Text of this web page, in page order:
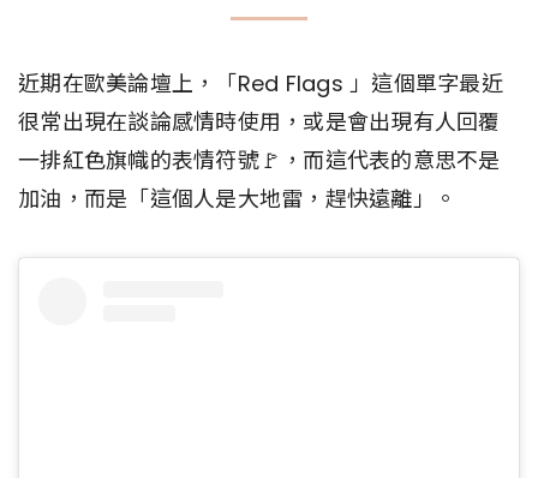
近期在歐美論壇上，「Red Flags 」這個單字最近
很常出現在談論感情時使用，或是會出現有人回覆
一排紅色旗幟的表情符號🚩，而這代表的意思不是
加油，而是「這個人是大地雷，趕快遠離」。